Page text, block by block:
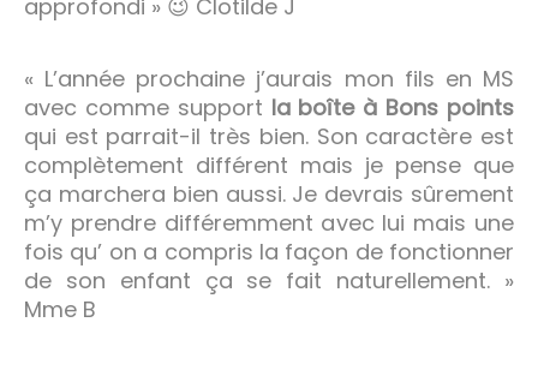
approfondi » 😉 Clotilde J
« L’année prochaine j’aurais mon fils en MS
avec comme support la boîte à Bons points
qui est parrait-il très bien. Son caractère est
complètement différent mais je pense que
ça marchera bien aussi. Je devrais sûrement
m’y prendre différemment avec lui mais une
fois qu’ on a compris la façon de fonctionner
de son enfant ça se fait naturellement. »
Mme B